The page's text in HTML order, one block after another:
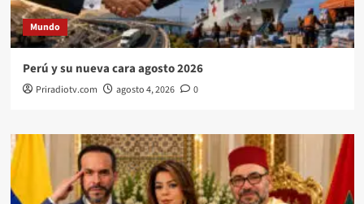
Mundo
Perú y su nueva cara agosto 2026
Priradiotv.com agosto 4, 2026 0